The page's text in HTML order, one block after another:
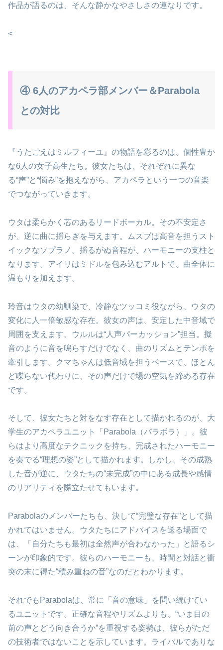
作品が語るのは、そんな静かなやさしさの連なりです。
<
④ 6人のアカペラ部メンバー＆Parabola
との対比
『うたごえはミルフィーユ』の物語を彩るのは、個性豊か
な6人の女子高生たち。彼女たちは、それぞれに異な
る“声”と“悩み”を抱えながら、アカペラという一つの音楽
でつながっていきます。
ウタは柔らかく芯のあるリードボーカル。その不安定さ
が、逆に曲に揺らぎを与えます。ムスブは高音を担うスト
イックなソプラノ。揺るがぬ音程が、ハーモニーの支柱と
なります。アイリはミドルを包み込むアルトで、曲全体に
温もりを加えます。
玲音はウタの幼馴染で、冷静なツッコミ役ながら、ウタの
変化に人一倍敏感な存在。彼女の声は、安定した中音域で
周囲を支えます。ウルルは“人声パーカッション”担当。擬
音のように音を鳴らすだけでなく、曲のリズムとテンポを
牽引します。クマちゃんは低音域を担うベースで、ほとん
ど喋らない代わりに、その声だけで場の空気を締める存在
です。
そして、彼女たちと対をなす存在として描かれるのが、大
学生のアカペラユニット「Parabola（パラボラ）」。彼
らはより高度なテクニックを持ち、完成されたハーモニー
を奏でる“理想の姿”として描かれます。しかし、その成熟
した音が逆に、ウタたちの“未完成”の中にある成長や感情
のリアリティを際立たせてもいます。
Parabolaのメンバーたちも、決して“完璧な存在”として描
かれてはいません。ウタたちにアドバイスを送る場面で
は、「自分たちも最初は全然声が合わなかった」と語るシ
ーンが印象的です。彼らのハーモニーも、時間と対話と衝
突の末に得た“積み重ねの音”なのだとわかります。
それでもParabolaは、常に「音の意味」を問い続けてい
るユニットです。正確な音程やリズムよりも、“いま目の
前の声とどう向き合うか”を重視する姿勢は、彼らがただ
の技術者ではないことを示しています。ライバルでありな